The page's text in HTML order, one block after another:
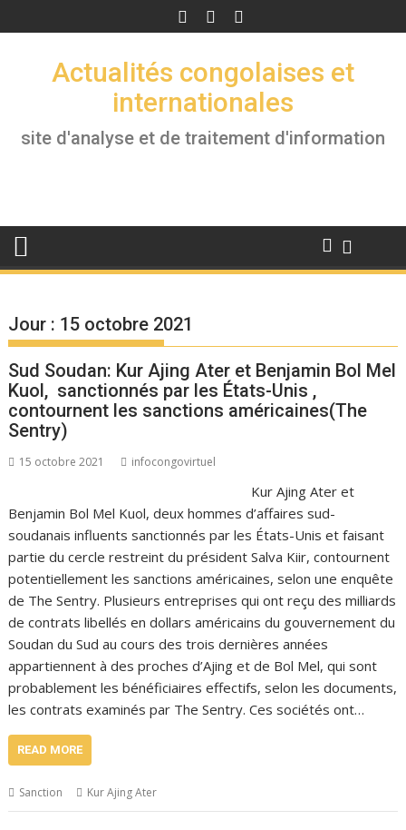
to
Actualités congolaises et
internationales
site d'analyse et de traitement d'information
Jour : 15 octobre 2021
Sud Soudan: Kur Ajing Ater et Benjamin Bol Mel
Kuol, sanctionnés par les États-Unis ,
contournent les sanctions américaines(The
Sentry)
15 octobre 2021 infocongovirtuel
Kur Ajing Ater et
Benjamin Bol Mel Kuol, deux hommes d’affaires sud-
soudanais influents sanctionnés par les États-Unis et faisant
partie du cercle restreint du président Salva Kiir, contournent
potentiellement les sanctions américaines, selon une enquête
de The Sentry. Plusieurs entreprises qui ont reçu des milliards
de contrats libellés en dollars américains du gouvernement du
Soudan du Sud au cours des trois dernières années
appartiennent à des proches d’Ajing et de Bol Mel, qui sont
probablement les bénéficiaires effectifs, selon les documents,
les contrats examinés par The Sentry. Ces sociétés ont…
READ MORE
Sanction Kur Ajing Ater